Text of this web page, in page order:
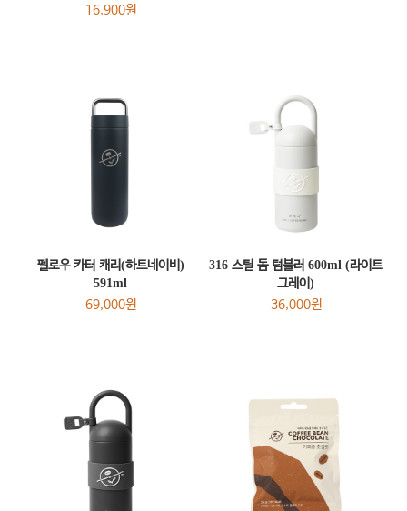
16,900원
펠로우 카터 캐리(하트네이비)
591ml
69,000원
316 스틸 돔 텀블러 600ml (라이트
그레이)
36,000원